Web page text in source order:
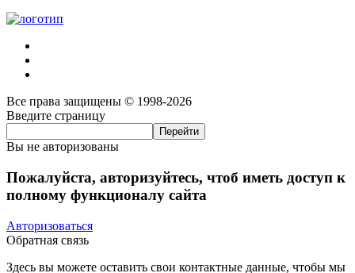
Все права защищены © 1998-2026
Введите страницу
Вы не авторизованы
Пожалуйста, авторизуйтесь, чтоб иметь доступ к
полному функционалу сайта
Авторизоваться
Обратная связь
Здесь вы можете оставить свои контактные данные, чтобы мы